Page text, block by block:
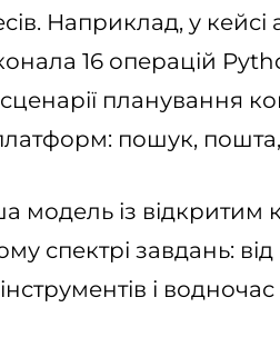
Наприклад, у кейсі
16 операцій
сценарії планування
платформ: пошук,
модель із відкритим
спектрі завдань:
і